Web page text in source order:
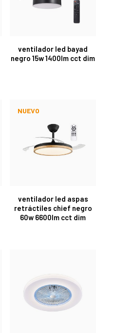
ventilador led bayad
negro 15w 1400lm cct dim
ventilador led aspas
retráctiles chief negro
60w 6600lm cct dim
NUEVO